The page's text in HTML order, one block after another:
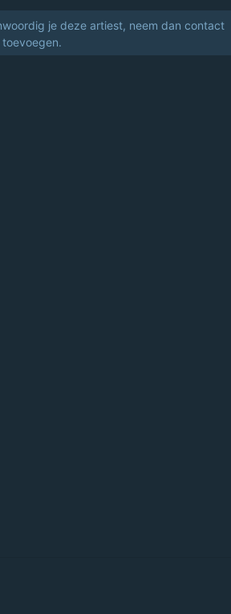
je deze artiest, neem dan contact